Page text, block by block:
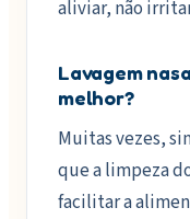
aliviar, não
Lavagem
melhor?
Muitas vezes,
que a limpeza
facilitar a